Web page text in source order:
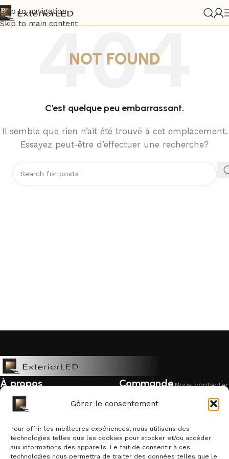
Gérer le consentement
Pour offrir les meilleures expériences, nous utilisons des
technologies telles que les cookies pour stocker et/ou accéder
aux informations des appareils. Le fait de consentir à ces
technologies nous permettra de traiter des données telles que le
Skip to navigation
Skip to main content
NOT FOUND
C’est quelque peu embarrassant.
Il semble que rien n’ait été trouvé à cet emplacement.
Essayez peut-être d’effectuer une recherche?
À propos
Mentions légales
Qui sommes-nous ?
Commande
Livraison &
retour
Garantie &
remboursement
Suivre une
Nous contacter
Politique de